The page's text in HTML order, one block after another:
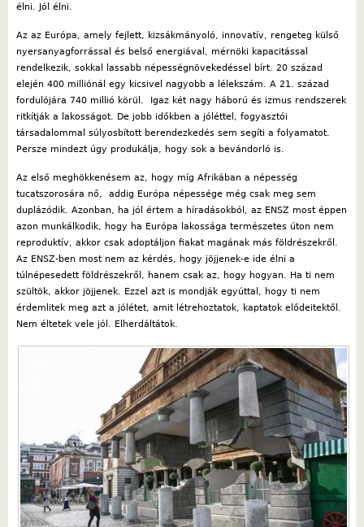
élni. Jól élni.
Az az Európa, amely fejlett, kizsákmányoló, innovatív, rengeteg külső
nyersanyagforrással és belső energiával, mérnöki kapacitással
rendelkezik, sokkal lassabb népességnövekedéssel bírt. 20 század
elején 400 milliónál egy kicsivel nagyobb a lélekszám. A 21. század
fordulójára 740 millió körül. Igaz két nagy háború és izmus rendszerek
ritkítják a lakosságot. De jobb időkben a jóléttel, fogyasztói
társadalommal súlyosbított berendezkedés sem segíti a folyamatot.
Persze mindezt úgy produkálja, hogy sok a bevándorló is.
Az első meghökkenésem az, hogy míg Afrikában a népesség
tucatszorosára nő,
addig Európa népessége még csak meg sem
duplázódik. Azonban, ha jól értem a híradásokból, az ENSZ most éppen
azon munkálkodik, hogy ha Európa lakossága természetes úton nem
reproduktív, akkor csak adoptáljon fiakat magának más földrészekről.
Az ENSZ-ben most nem az kérdés, hogy jöjjenek-e ide élni a
túlnépesedett földrészekről, hanem csak az, hogy hogyan. Ha ti nem
szültök, akkor jöjjenek. Ezzel azt is mondják egyúttal, hogy ti nem
érdemlitek meg azt a jólétet, amit létrehoztatok, kaptatok elődeitektől.
Nem éltetek vele jól. Elherdáltátok.